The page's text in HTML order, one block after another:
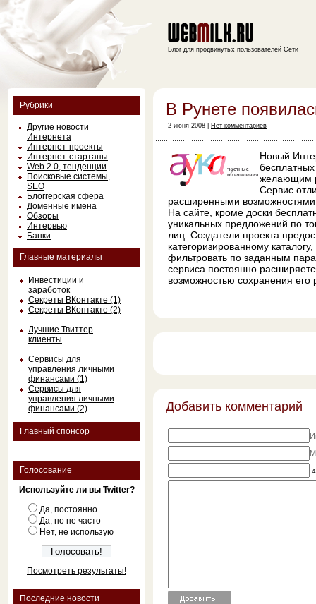
Рубрики
Другие новости
Интернета
Интернет-проекты
Интернет-стартапы
Web 2.0, тенденции
Поисковые системы,
SEO
Блоггерская сфера
Доменные имена
Обзоры
Интервью
Банки
Главные материалы
Инвестиции и
заработок
Секреты ВКонтакте (1)
Секреты ВКонтакте (2)
Лучшие Твиттер
клиенты
Сервисы для
управления личными
финансами (1)
Сервисы для
управления личными
финансами (2)
Главный спонсор
Голосование
Используйте ли вы Twitter?
Да, постоянно
Да, но не часто
Нет, не использую
Посмотреть результаты!
Последние новости
Блог для продвинутых пользователей Сети
В Рунете
2 июня 2008 | Нет комментариев
Новый
желающим
Сервис
расширенными
На сайте, кроме доски
уникальных предложений по
лиц. Создатели проекта
категоризированному
фильтровать по заданным
сервиса постоянно
возможностью сохранения его
Добавить комментарий